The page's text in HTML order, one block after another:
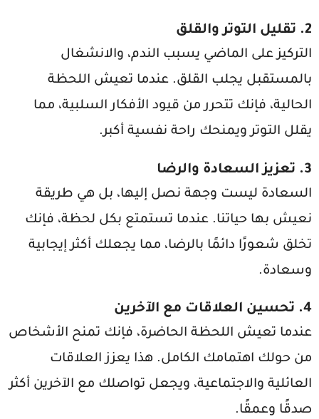
2. تقليل التوتر والقلق
التركيز على الماضي يسبب الندم، والانشغال
بالمستقبل يجلب القلق. عندما تعيش اللحظة
الحالية، فإنك تتحرر من قيود الأفكار السلبية، مما
يقلل التوتر ويمنحك راحة نفسية أكبر.
3. تعزيز السعادة والرضا
السعادة ليست وجهة نصل إليها، بل هي طريقة
نعيش بها حياتنا. عندما تستمتع بكل لحظة، فإنك
تخلق شعورًا دائمًا بالرضا، مما يجعلك أكثر إيجابية
وسعادة.
4. تحسين العلاقات مع الآخرين
عندما تعيش اللحظة الحاضرة، فإنك تمنح الأشخاص
من حولك اهتمامك الكامل. هذا يعزز العلاقات
العائلية والاجتماعية، ويجعل تواصلك مع الآخرين أكثر
صدقًا وعمقًا.